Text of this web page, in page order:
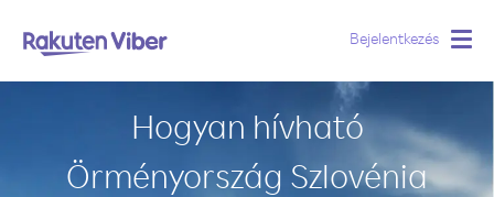
Bejelentkezés
Hogyan hívható
Örményország Szlovénia